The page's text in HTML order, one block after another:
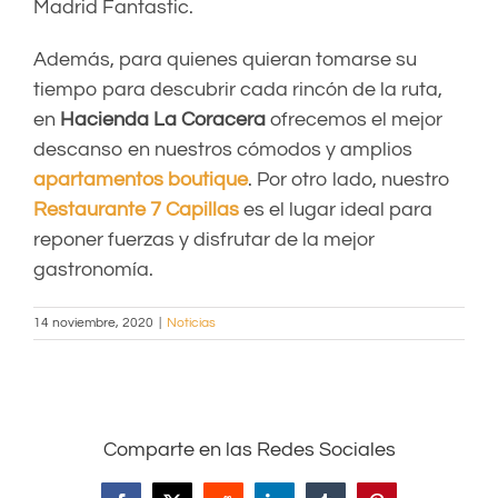
Madrid Fantastic.
Además, para quienes quieran tomarse su
tiempo para descubrir cada rincón de la ruta,
en Hacienda La Coracera ofrecemos el mejor
descanso en nuestros cómodos y amplios
apartamentos boutique. Por otro lado, nuestro
Restaurante 7 Capillas es el lugar ideal para
reponer fuerzas y disfrutar de la mejor
gastronomía.
14 noviembre, 2020 Noticias
Comparte en las Redes Sociales